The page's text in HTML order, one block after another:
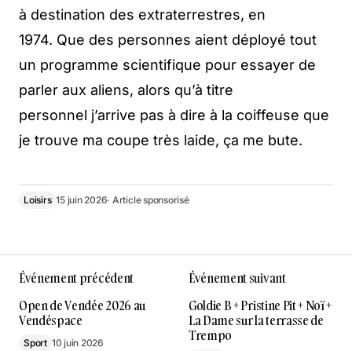
à destination des extraterrestres, en
1974. Que des personnes aient déployé tout
un programme scientifique pour essayer de
parler aux aliens, alors qu’à titre
personnel j’arrive pas à dire à la coiffeuse que
je trouve ma coupe très laide, ça me bute.
Loisirs 15 juin 2026· Article sponsorisé
Événement précédent
Open de Vendée 2026 au
Vendéspace
Sport 10 juin 2026
Événement suivant
Goldie B + Pristine Pit + Noï +
La Dame sur la terrasse de
Trempo